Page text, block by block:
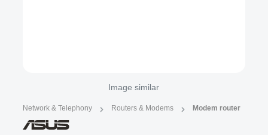
Image similar
Network & Telephony Routers & Modems Modem router